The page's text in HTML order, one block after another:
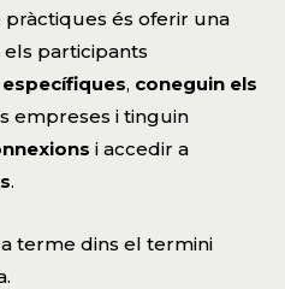
pràctiques és oferir una
els participants
, coneguin els
empreses i tinguin
i accedir a
.
terme dins el termini